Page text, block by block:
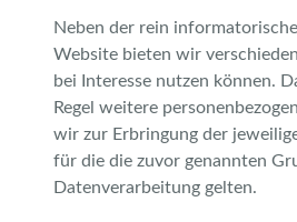
Neben der rein
Website bieten wir
bei Interesse nutzen können.
Regel weitere
wir zur Erbringung der
für die die zuvor genannten
Datenverarbeitung gelten.